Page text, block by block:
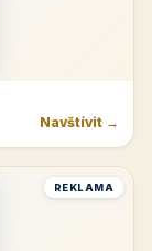
Navštívit →
REKLAMA